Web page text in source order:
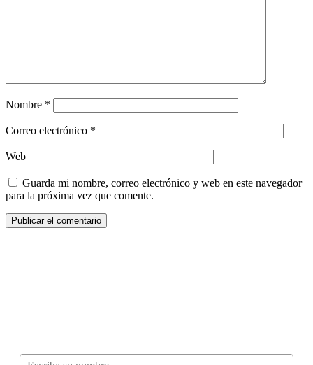
Nombre *
Correo electrónico *
Web
Guarda mi nombre, correo electrónico y web en este navegador
para la próxima vez que comente.